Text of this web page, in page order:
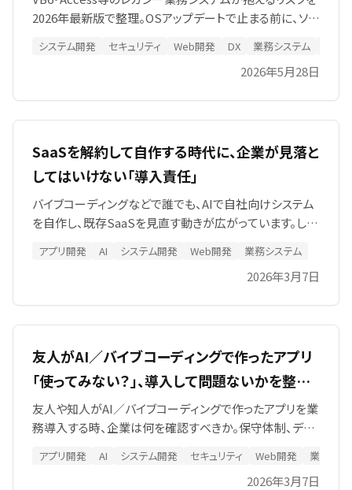
2026年最新版で整理。OSアップデートで止まる前に、ソー
援。
システム開発 セキュリティ Web開発 DX 業務システム
2026年5月28日
SaaSを解約して自作する時代に、企業が見落と
してはいけない「導入責任」
バイブコーディングなどで誰でも、AIで自社向けシステム
を自作し、既存SaaSを見直す動きが広がっています。しか
運用できることは別です。導入企業が確認すべき保守、セ
キュリティ、継続性、責任の論点を整理します。
アプリ開発 AI システム開発 Web開発 業務システム
2026年3月7日
友人がAI／バイブコーディングで作ったアプリ
「使ってみない？」、導入して問題ないかを整理
しました
友人や知人がAI／バイブコーディングで作ったアプリを業
務導入する時、企業は何を確認すべきか。保守体制、デー
入側の注意点を整理します。
アプリ開発 AI システム開発 セキュリティ Web開発 業務シス
2026年3月7日